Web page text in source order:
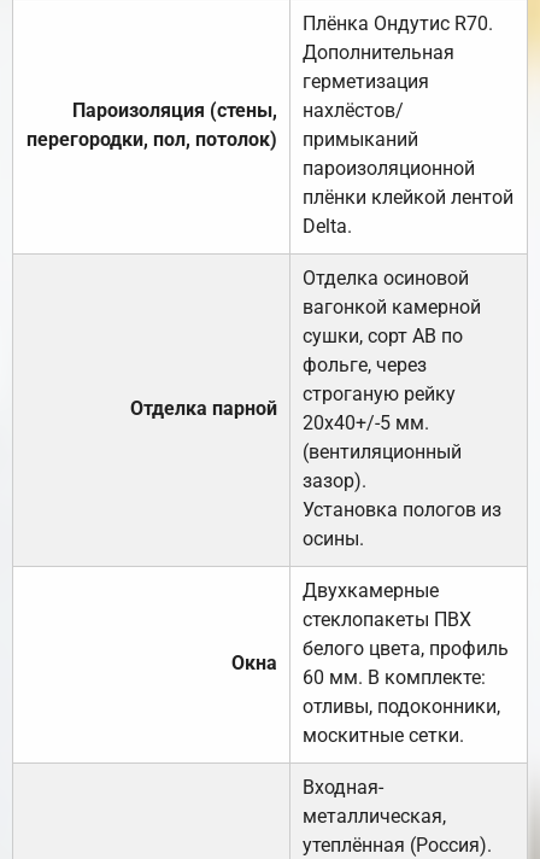
Пароизоляция (стены,
перегородки, пол, потолок)
Плёнка Ондутис R70.
Дополнительная
герметизация
нахлёстов/
примыканий
пароизоляционной
плёнки клейкой лентой
Delta.
Отделка парной
Отделка осиновой
вагонкой камерной
сушки, сорт АВ по
фольге, через
строганую рейку
20х40+/-5 мм.
(вентиляционный
зазор).
Установка пологов из
осины.
Окна
Двухкамерные
стеклопакеты ПВХ
белого цвета, профиль
60 мм. В комплекте:
отливы, подоконники,
москитные сетки.
Входная-
металлическая,
утеплённая (Россия).